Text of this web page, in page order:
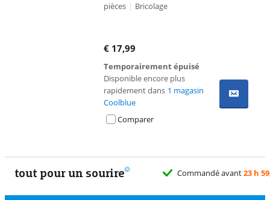
pièces | Bricolage
€ 17,99
Temporairement épuisé
Disponible encore plus
rapidement dans 1 magasin
Coolblue
Comparer
tout pour un sourire Commandé avant23 h 59 ,